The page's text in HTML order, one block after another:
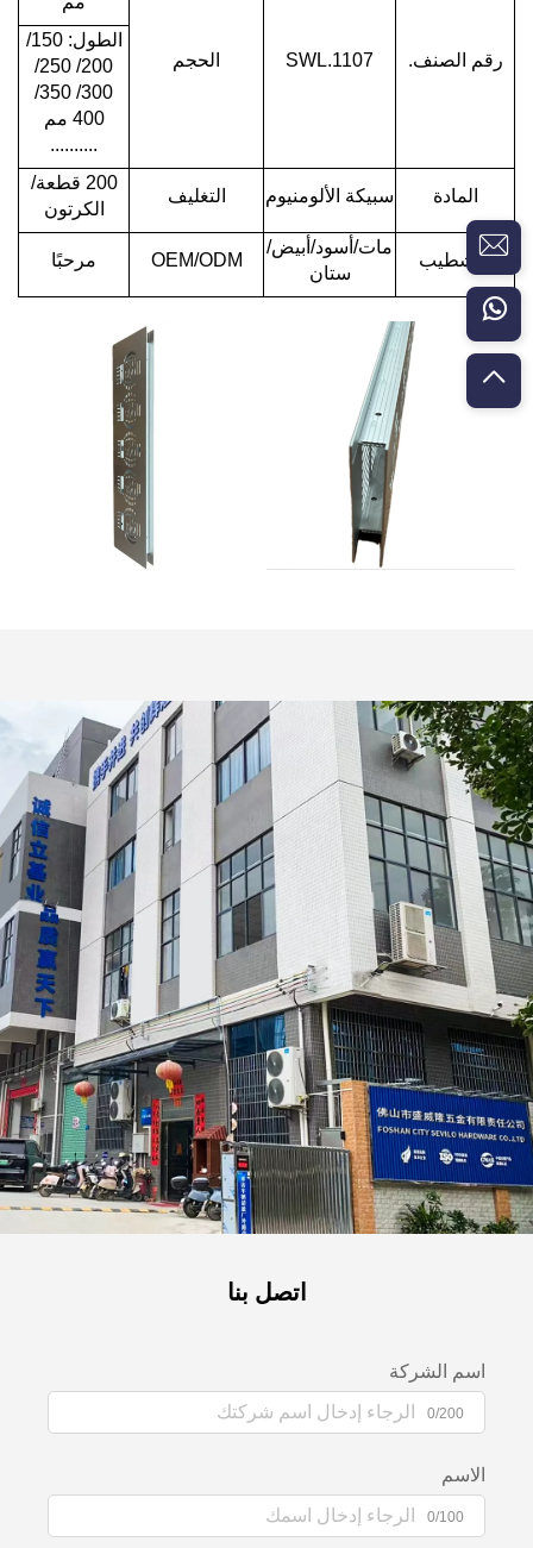
رقم الصنف. SWL.1107 الحجم
الطول: 150/
200/ 250/
300/ 350/
400 مم
..........
المادة سبيكة الألومنيوم التغليف
200 قطعة/
الكرتون
التشطيب
مات/أسود/أبيض/
ستان
OEM/ODM مرحبًا
اتصل بنا
اسم الشركة
0/200
الاسم
0/100